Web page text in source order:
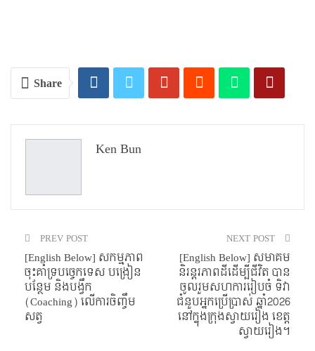
Share
Ken Bun
PREV POST
[English Below] សកម្មភាព
ចុះគាំទ្របច្ចេកទេស បង្រៀន
បន្ថែម និងបង្វឹក
(Coaching) លើការចិញ្ចឹម
សត្វ
NEXT POST
[English Below] សមាគម
និរន្តរភាពដីដើម្បីជីវិត បាន
ចូលរួមសហការរៀបចំ ទិវា
ជំនួបអ្នកប្រើប្រាស់ ឆ្នាំ2026
នៅក្នុងក្រុងស្វាយរៀង ខេត្ត
ស្វាយរៀង។